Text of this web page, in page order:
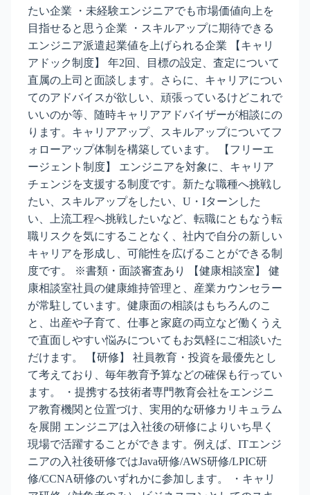
たい企業 ・未経験エンジニアでも市場価値向上を
目指せると思う企業 ・スキルアップに期待できる
エンジニア派遣起業値を上げられる企業 【キャリ
アドック制度】 年2回、目標の設定、査定について
直属の上司と面談します。さらに、キャリアについ
てのアドバイスが欲しい、頑張っているけどこれで
いいのか等、随時キャリアアドバイザーが相談にの
ります。キャリアアップ、スキルアップについてフ
ォローアップ体制を構築しています。 【フリーエ
ージェント制度】 エンジニアを対象に、キャリア
チェンジを支援する制度です。新たな職種へ挑戦し
たい、スキルアップをしたい、U・Iターンした
い、上流工程へ挑戦したいなど、転職にともなう転
職リスクを気にすることなく、社内で自分の新しい
キャリアを形成し、可能性を広げることができる制
度です。 ※書類・面談審査あり 【健康相談室】 健
康相談室社員の健康維持管理と、産業カウンセラー
が常駐しています。健康面の相談はもちろんのこ
と、出産や子育て、仕事と家庭の両立など働くうえ
で直面しやすい悩みについてもお気軽にご相談いた
だけます。 【研修】 社員教育・投資を最優先とし
て考えており、毎年教育予算などの確保も行ってい
ます。 ・提携する技術者専門教育会社をエンジニ
ア教育機関と位置づけ、実用的な研修カリキュラム
を展開 エンジニアは入社後の研修によりいち早く
現場で活躍することができます。例えば、ITエンジ
ニアの入社後研修ではJava研修/AWS研修/LPIC研
修/CCNA研修のいずれかに参加します。 ・キャリ